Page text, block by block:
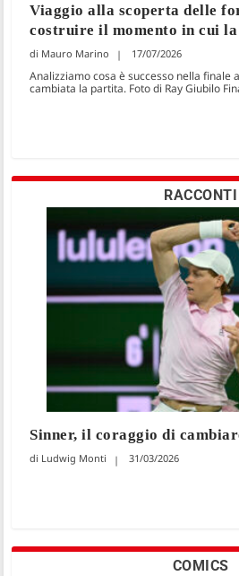
Viaggio alla scoperta delle
costruire il momento in cui
Mauro Marino 17/07/2026
Analizziamo cosa è successo nella finale
cambiata la partita. Foto di Ray Giubilo
RACCONTI
Sinner, il coraggio di
Ludwig Monti 31/03/2026
COMICS